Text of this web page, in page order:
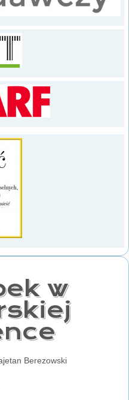
w
Berezowski